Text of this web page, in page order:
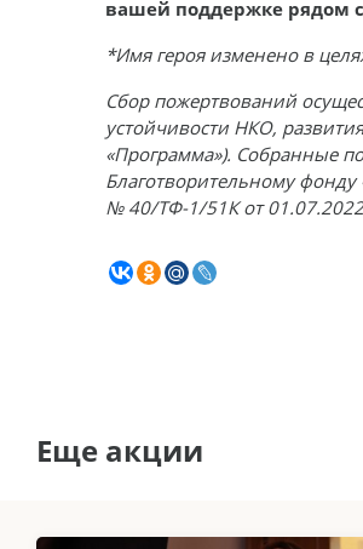
вашей поддержке рядом
*Имя героя изменено в
Сбор пожертвований
устойчивости НКО,
«Программа»). Собранные
Благотворительному
№ 40/ТФ-1/51К от 01.07.2022
Еще акции